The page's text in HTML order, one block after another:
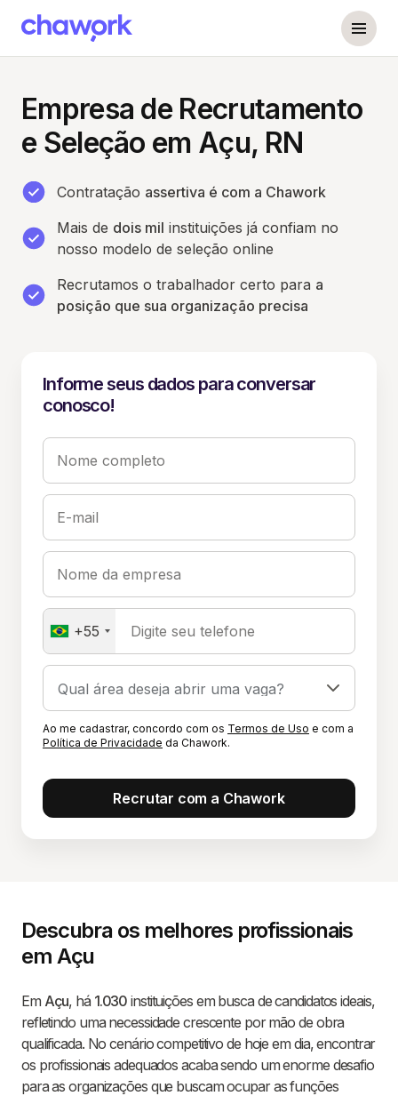
Empresa de Recrutamento
e Seleção em Açu, RN
Contratação assertiva é com a Chawork
Mais de dois mil instituições já confiam no
nosso modelo de seleção online
Recrutamos o trabalhador certo para a
posição que sua organização precisa
Informe seus dados para conversar
conosco!
Nome completo
E-mail
Nome da empresa
+55 Digite seu telefone
Ao me cadastrar, concordo com os Termos de Uso e com a
Política de Privacidade da Chawork.
Recrutar com a Chawork
Descubra os melhores profissionais
em Açu
Em Açu, há 1.030 instituições em busca de candidatos ideais,
refletindo uma necessidade crescente por mão de obra
qualificada. No cenário competitivo de hoje em dia, encontrar
os profissionais adequados acaba sendo um enorme desafio
para as organizações que buscam ocupar as funções